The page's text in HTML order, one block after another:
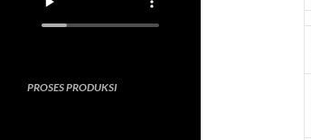
PROSES PRODUKSI